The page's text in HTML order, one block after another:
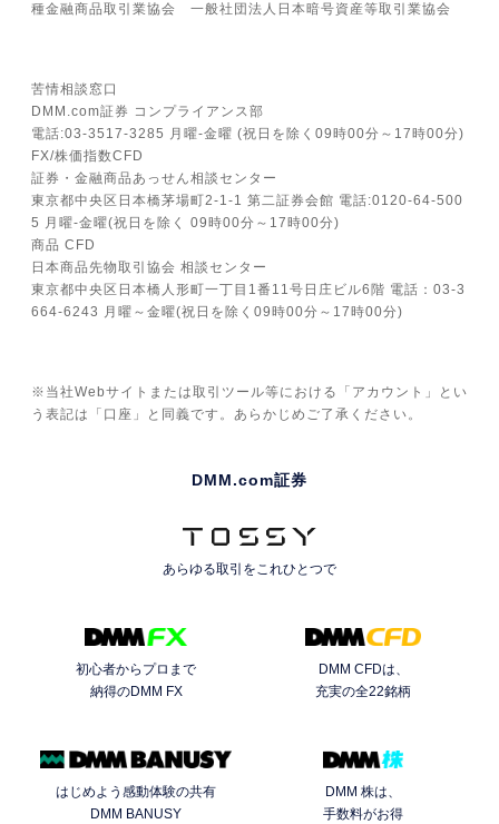
種金融商品取引業協会 一般社団法人日本暗号資産等取引業協会
苦情相談窓口
DMM.com証券 コンプライアンス部
電話:03-3517-3285 月曜-金曜 (祝日を除く09時00分～17時00分)
FX/株価指数CFD
証券・金融商品あっせん相談センター
東京都中央区日本橋茅場町2-1-1 第二証券会館 電話:0120-64-500
5 月曜-金曜(祝日を除く 09時00分～17時00分)
商品 CFD
日本商品先物取引協会 相談センター
東京都中央区日本橋人形町一丁目1番11号日庄ビル6階 電話：03-3
664-6243 月曜～金曜(祝日を除く09時00分～17時00分)
※当社Webサイトまたは取引ツール等における「アカウント」とい
う表記は「口座」と同義です。あらかじめご了承ください。
DMM.com証券
あらゆる取引をこれひとつで
初心者からプロまで
納得のDMM FX
DMM CFDは、
充実の全22銘柄
はじめよう感動体験の共有
DMM BANUSY
DMM 株は、
手数料がお得